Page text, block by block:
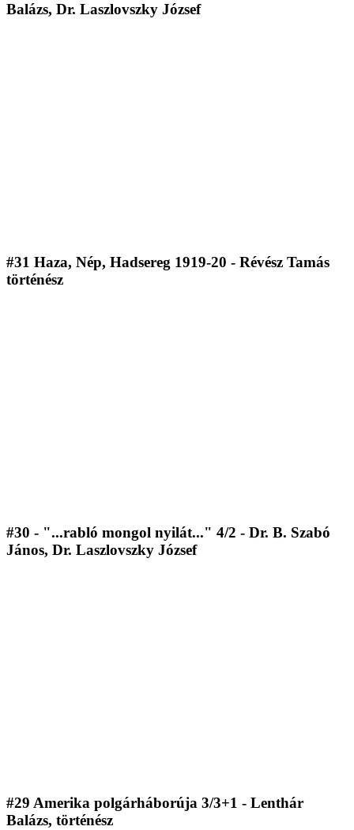
Balázs, Dr. Laszlovszky József
#31 Haza, Nép, Hadsereg 1919-20 - Révész Tamás
történész
#30 - "...rabló mongol nyilát..." 4/2 - Dr. B. Szabó
János, Dr. Laszlovszky József
#29 Amerika polgárháborúja 3/3+1 - Lenthár
Balázs, történész